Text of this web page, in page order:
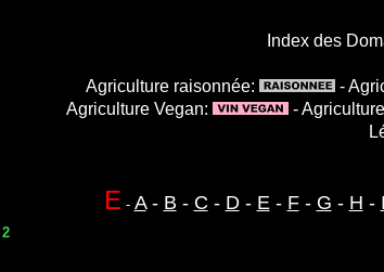
Index des
Agriculture raisonnée: -
Agriculture Vegan:
-
E - A- B - C - D- E- F- G - H - I
2